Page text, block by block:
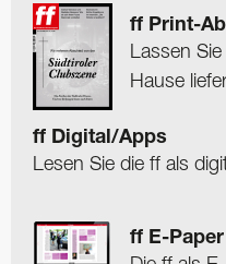
ff Print-
Lassen
Hause
ff Digital/Apps
Lesen Sie die ff als
ff E-Paper